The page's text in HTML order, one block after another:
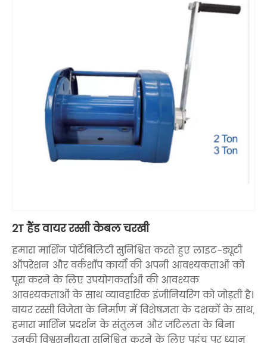
2T हैंड वायर रस्सी केबल चरखी
हमारा मार्शिन पोर्टेबिलिटी सुनिश्चित करते हुए लाइट-ड्यूटी
ऑपरेशन और वर्कशॉप कार्यों की अपनी आवश्यकताओं को
पूरा करने के लिए उपयोगकर्ताओं की आवश्यक
आवश्यकताओं के साथ व्यावहारिक इंजीनियरिंग को जोड़ती है।
वायर रस्सी विजेता के निर्माण में विशेषज्ञता के दशकों के साथ,
हमारा मार्शिन प्रदर्शन के संतुलन और जटिलता के बिना